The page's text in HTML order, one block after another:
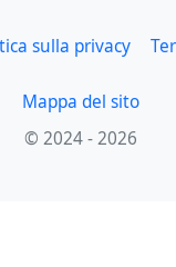
sulla privacy
Mappa del sito
© 2024 - 2026